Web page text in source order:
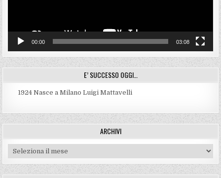
00:00 03:08
E’ SUCCESSO OGGI…
1924 Nasce a Milano Luigi Mattavelli
ARCHIVI
Archivi